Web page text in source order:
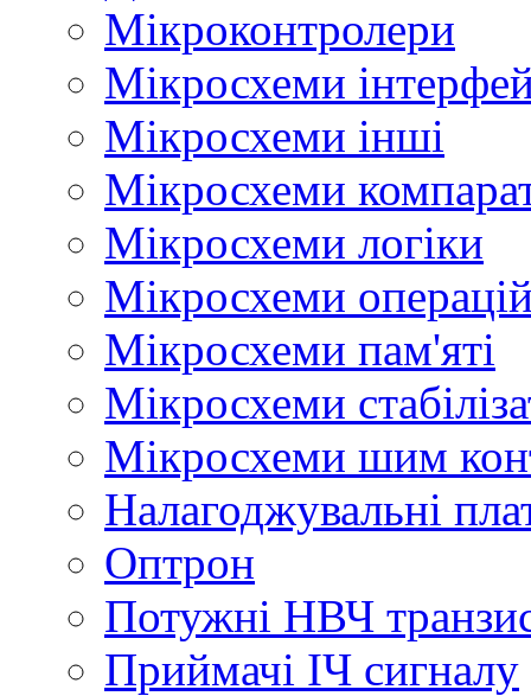
Мікроконтролери
Мікросхеми
Мікросхеми інші
Мікросхеми
Мікросхеми логіки
Мікросхеми
Мікросхеми пам'яті
Мікросхеми
Мікросхеми шим
Налагоджувальні
Оптрон
Потужні НВЧ
Приймачі ІЧ сигналу